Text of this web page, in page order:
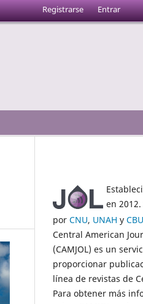
Registrarse Entrar
en
por CNU, UNAH y
Central American
(CAMJOL) es un
proporcionar
línea de revistas de
Para obtener más